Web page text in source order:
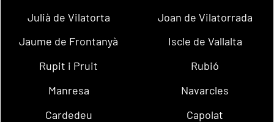
Julià de Vilatorta
Joan de Vilatorrada
Jaume de Frontanyà
Iscle de Vallalta
Rupit i Pruit
Rubió
Manresa
Navarcles
Cardedeu
Capolat